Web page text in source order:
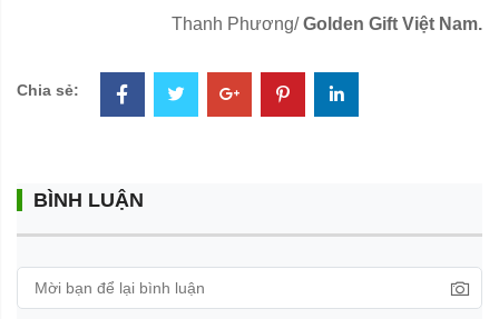
Thanh Phương/Golden Gift Việt Nam.
Chia sẻ:
BÌNH LUẬN